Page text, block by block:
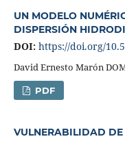
UN MODELO
DISPERSIÓN
DOI: https://doi.org/
David Ernesto Marón
PDF
VULNERABILIDAD DE